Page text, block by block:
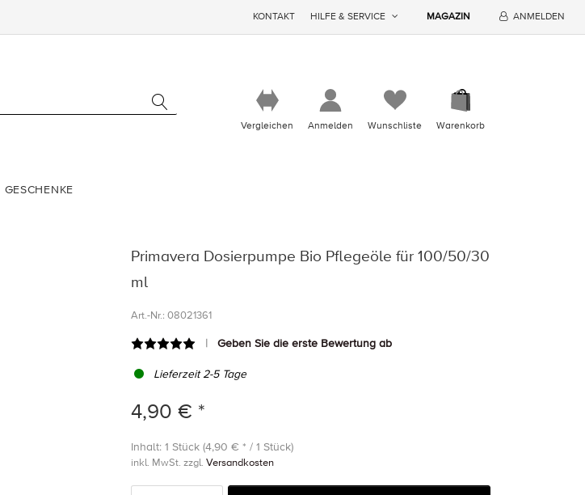
KONTAKT HILFE & SERVICE MAGAZIN ANMELDEN
Vergleichen Anmelden Wunschliste Warenkorb
GESCHENKE
Primavera Dosierpumpe Bio Pflegeöle für 100/50/30
ml
Art.-Nr.: 08021361
Geben Sie die erste Bewertung ab
Lieferzeit 2-5 Tage
4,90 € *
Inhalt: 1 Stück (4,90 € * / 1 Stück)
inkl. MwSt. zzgl. Versandkosten